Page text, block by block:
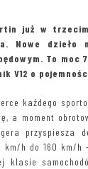
już w
Nowe
To moc
V12 o
każdego
a moment
przyspiesza
h do 160 km/